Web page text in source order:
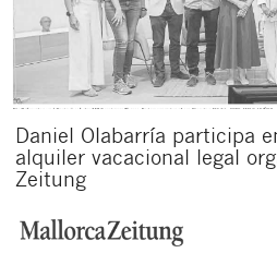
Daniel Olabarría participa
alquiler vacacional legal
Zeitung